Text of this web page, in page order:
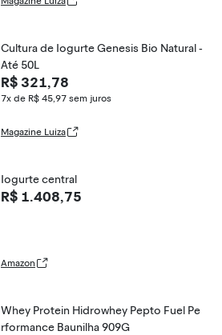
Cultura de Iogurte Genesis Bio Natural -
Até 50L
R$ 321,78
7x de R$ 45,97 sem juros
Magazine Luiza
Iogurte central
R$ 1.408,75
Amazon
Whey Protein Hidrowhey Pepto Fuel Pe
rformance Baunilha 909G